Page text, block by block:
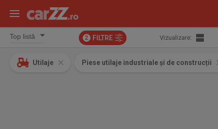
2 FILTRE Vizualizare:
Utilaje Piese utilaje industriale și de construcții